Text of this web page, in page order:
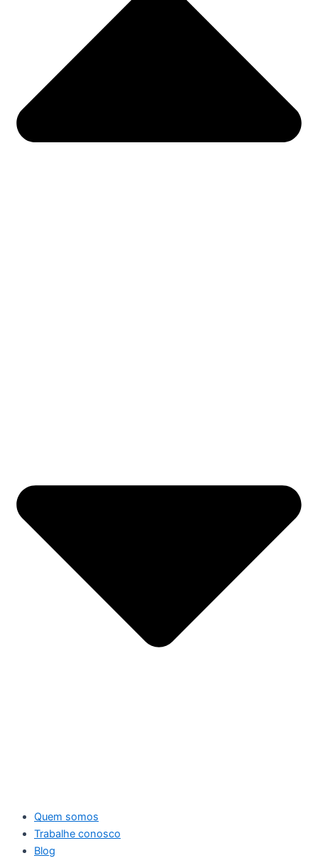
Quem somos
Trabalhe conosco
Blog